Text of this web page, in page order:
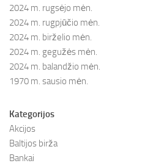
2024 m. rugsėjo mėn.
2024 m. rugpjūčio mėn.
2024 m. birželio mėn.
2024 m. gegužės mėn.
2024 m. balandžio mėn.
1970 m. sausio mėn.
Kategorijos
Akcijos
Baltijos birža
Bankai